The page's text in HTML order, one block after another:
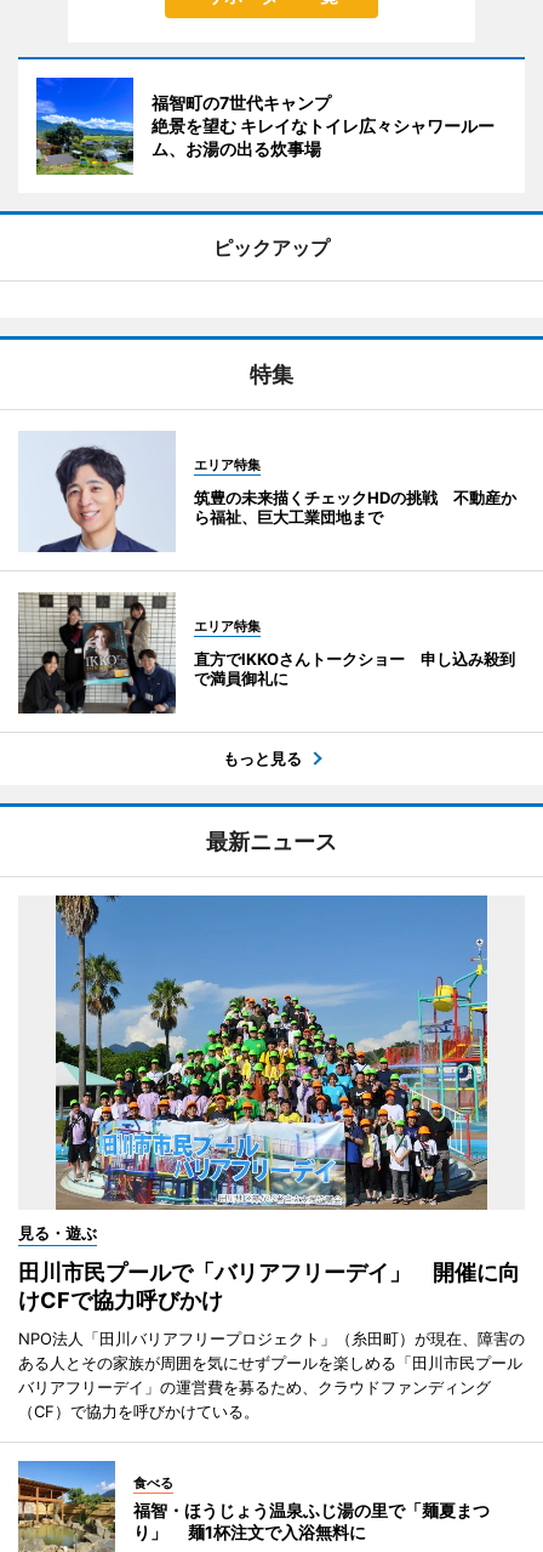
福智町の7世代キャンプ
絶景を望む キレイなトイレ広々シャワールー
ム、お湯の出る炊事場
ピックアップ
特集
エリア特集
筑豊の未来描くチェックHDの挑戦 不動産か
ら福祉、巨大工業団地まで
エリア特集
直方でIKKOさんトークショー 申し込み殺到
で満員御礼に
もっと見る
最新ニュース
見る・遊ぶ
田川市民プールで「バリアフリーデイ」 開催に向
けCFで協力呼びかけ
NPO法人「田川バリアフリープロジェクト」（糸田町）が現在、障害の
ある人とその家族が周囲を気にせずプールを楽しめる「田川市民プール
バリアフリーデイ」の運営費を募るため、クラウドファンディング
（CF）で協力を呼びかけている。
食べる
福智・ほうじょう温泉ふじ湯の里で「麺夏まつ
り」 麺1杯注文で入浴無料に